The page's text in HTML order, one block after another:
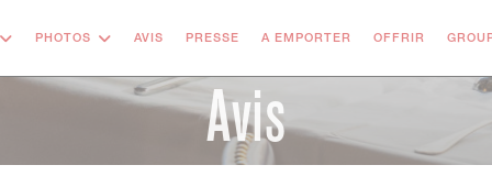
PHOTOS AVIS PRESSE A EMPORTER OFFRIR ((OUVRE
Avis